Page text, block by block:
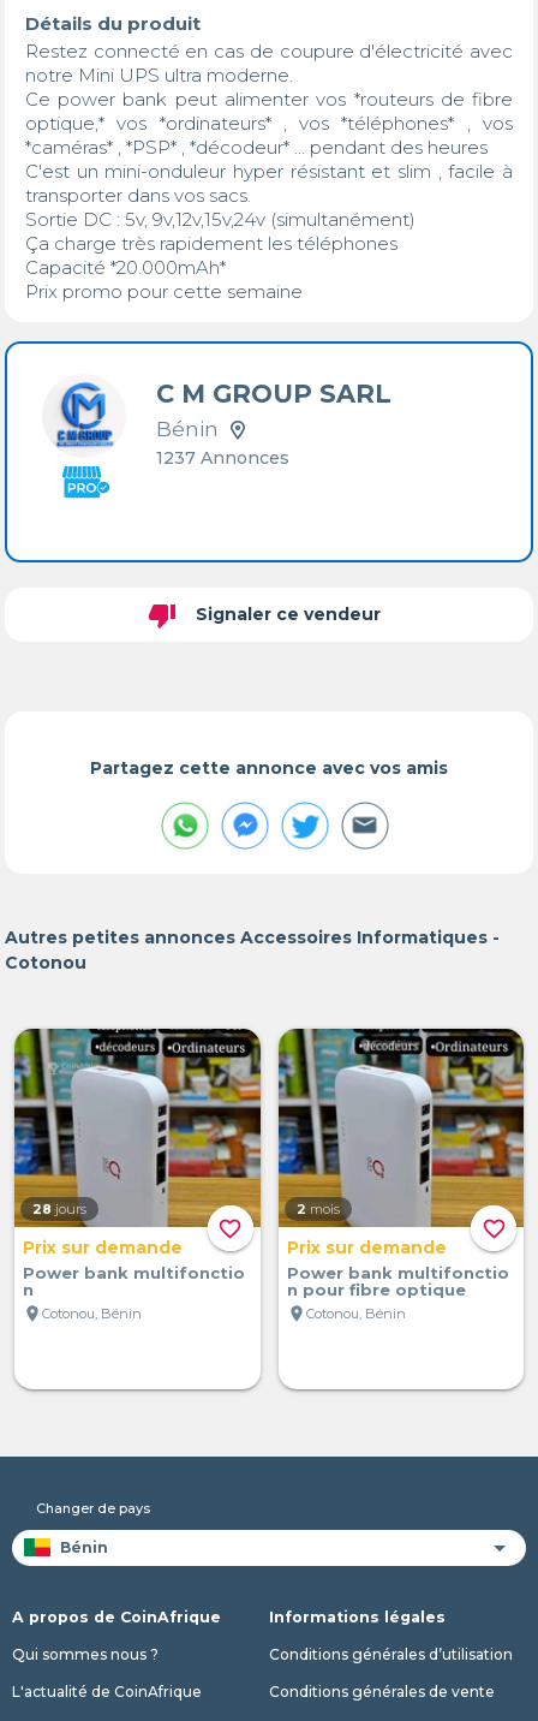
Détails du produit
Restez connecté en cas de coupure d'électricité avec
notre Mini UPS ultra moderne.
Ce power bank peut alimenter vos *routeurs de fibre
optique,* vos *ordinateurs* , vos *téléphones* , vos
*caméras* , *PSP* , *décodeur* ... pendant des heures
C'est un mini-onduleur hyper résistant et slim , facile à
transporter dans vos sacs.
Sortie DC : 5v, 9v,12v,15v,24v (simultanément)
Ça charge très rapidement les téléphones
Capacité *20.000mAh*
Prix promo pour cette semaine
C M GROUP SARL
Bénin
1237 Annonces
thumb_down Signaler ce vendeur
Partagez cette annonce avec vos amis
Autres petites annonces Accessoires Informatiques -
Cotonou
favorite_border
28 jours
Prix sur demande
Power bank multifonctio
n
location_on Cotonou, Bénin
favorite_border
2 mois
Prix sur demande
Power bank multifonctio
n pour fibre optique
location_on Cotonou, Bénin
Changer de pays
A propos de CoinAfrique
Qui sommes nous ?
L'actualité de CoinAfrique
Informations légales
Conditions générales d’utilisation
Conditions générales de vente